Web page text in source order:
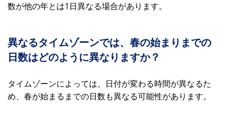
数が他の年とは1日異なる場合があります。
異なるタイムゾーンでは、春の始まりまでの
日数はどのように異なりますか？
タイムゾーンによっては、日付が変わる時間が異なるた
め、春が始まるまでの日数も異なる可能性があります。